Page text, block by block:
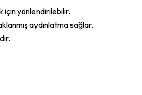
için yönlendirilebilir.
aydınlatma sağlar.